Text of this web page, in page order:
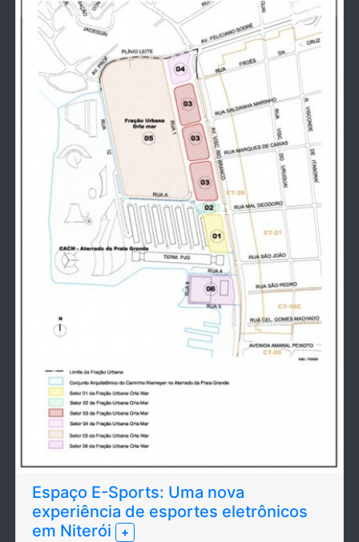
Espaço E-Sports: Uma nova
experiência de esportes eletrônicos
em Niterói
+